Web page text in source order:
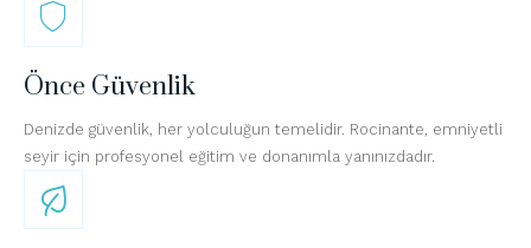
Önce Güvenlik
Denizde güvenlik, her yolculuğun temelidir. Rocinante, emniyetli
seyir için profesyonel eğitim ve donanımla yanınızdadır.